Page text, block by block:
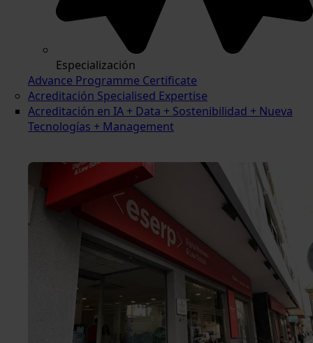
Especialización
Advance Programme Certificate
Acreditación Specialised Expertise
Acreditación en IA + Data + Sostenibilidad + Nueva
Tecnologías + Management